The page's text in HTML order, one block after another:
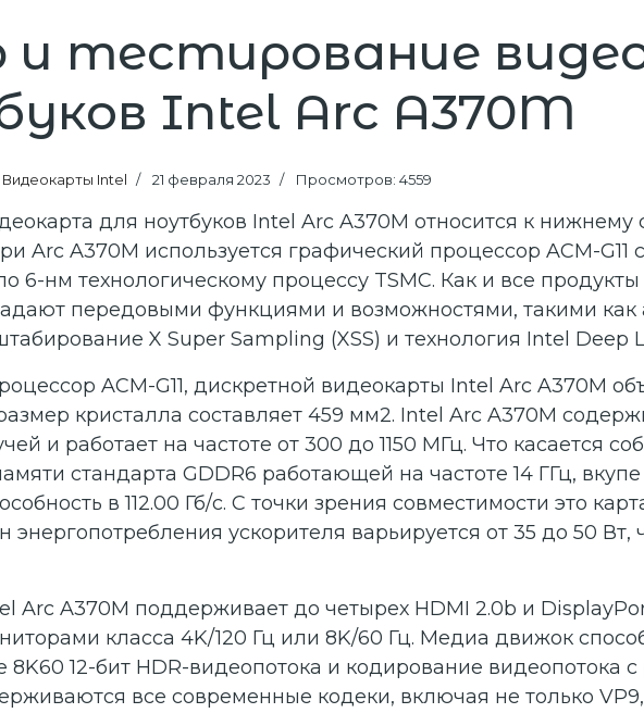
и тестирование
Intel Arc A370M
Видеокарты Intel 21 февраля 2023 Просмотров: 4559
для ноутбуков Intel Arc A370M относится к нижнему
Arc A370M используется графический процессор ACM-G11
6-нм технологическому процессу TSMC. Как и все
передовыми функциями и возможностями, такими как
X Super Sampling (XSS) и технология Intel Deep
ACM-G11, дискретной видеокарты Intel Arc A370M
кристалла составляет 459 мм2. Intel Arc A370M
и работает на частоте от 300 до 1150 МГц. Что касается
стандарта GDDR6 работающей на частоте 14 ГГц,
в 112.00 Гб/с. С точки зрения совместимости это
энергопотребления ускорителя варьируется от 35 до 50
Arc A370M поддерживает до четырех HDMI 2.0b и
класса 4K/120 Гц или 8K/60 Гц. Медиа движок
12-бит HDR-видеопотока и кодирование видеопотока
все современные кодеки, включая не только